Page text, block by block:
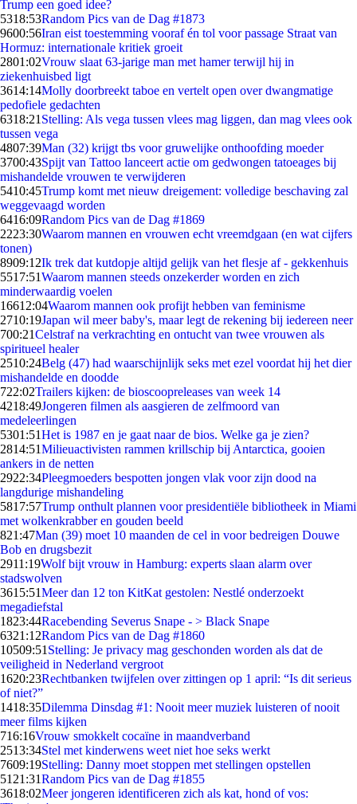
Trump een goed idee?
5318:53Random Pics van de Dag #1873
9600:56Iran eist toestemming vooraf én tol voor passage Straat van
Hormuz: internationale kritiek groeit
2801:02Vrouw slaat 63-jarige man met hamer terwijl hij in
ziekenhuisbed ligt
3614:14Molly doorbreekt taboe en vertelt open over dwangmatige
pedofiele gedachten
6318:21 Stelling: Als vega tussen vlees mag liggen, dan mag vlees ook
tussen vega
4807:39Man (32) krijgt tbs voor gruwelijke onthoofding moeder
3700:43Spijt van Tattoo lanceert actie om gedwongen tatoeages bij
mishandelde vrouwen te verwijderen
5410:45Trump komt met nieuw dreigement: volledige beschaving zal
weggevaagd worden
6416:09Random Pics van de Dag #1869
2223:30Waarom mannen en vrouwen echt vreemdgaan (en wat cijfers
tonen)
8909:12Ik trek dat kutdopje altijd gelijk van het flesje af - gekkenhuis
5517:51Waarom mannen steeds onzekerder worden en zich
minderwaardig voelen
16612:04Waarom mannen ook profijt hebben van feminisme
2710:19Japan wil meer baby's, maar legt de rekening bij iedereen neer
700:21Celstraf na verkrachting en ontucht van twee vrouwen als
spiritueel healer
2510:24Belg (47) had waarschijnlijk seks met ezel voordat hij het dier
mishandelde en doodde
722:02Trailers kijken: de bioscoopreleases van week 14
4218:49Jongeren filmen als aasgieren de zelfmoord van
medeleerlingen
5301:51Het is 1987 en je gaat naar de bios. Welke ga je zien?
2814:51Milieuactivisten rammen krillschip bij Antarctica, gooien
ankers in de netten
2922:34Pleegmoeders bespotten jongen vlak voor zijn dood na
langdurige mishandeling
5817:57Trump onthult plannen voor presidentiële bibliotheek in Miami
met wolkenkrabber en gouden beeld
821:47Man (39) moet 10 maanden de cel in voor bedreigen Douwe
Bob en drugsbezit
2911:19Wolf bijt vrouw in Hamburg: experts slaan alarm over
stadswolven
3615:51Meer dan 12 ton KitKat gestolen: Nestlé onderzoekt
megadiefstal
1823:44Racebending Severus Snape - > Black Snape
6321:12Random Pics van de Dag #1860
10509:51 Stelling: Je privacy mag geschonden worden als dat de
veiligheid in Nederland vergroot
1620:23Rechtbanken twijfelen over zittingen op 1 april: “Is dit serieus
of niet?”
1418:35Dilemma Dinsdag #1: Nooit meer muziek luisteren of nooit
meer films kijken
716:16Vrouw smokkelt cocaïne in maandverband
2513:34Stel met kinderwens weet niet hoe seks werkt
7609:19Stelling: Danny moet stoppen met stellingen opstellen
51 21:31Random Pics van de Dag #1855
3618:02Meer jongeren identificeren zich als kat, hond of vos: